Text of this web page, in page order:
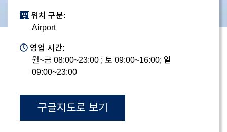
위치 구분:
Airport
영업 시간:
월~금 08:00~23:00 ; 토 09:00~16:00; 일
09:00~23:00
구글지도로 보기